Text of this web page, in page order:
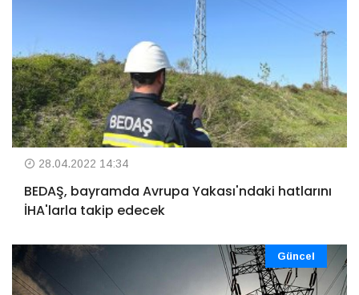
28.04.2022 14:34
BEDAŞ, bayramda Avrupa Yakası'ndaki hatlarını
İHA'larla takip edecek
Güncel